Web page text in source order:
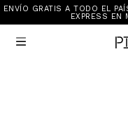
ENVÍO GRATIS A TODO EL
EXPRESS EN

Sale
New In
Ver